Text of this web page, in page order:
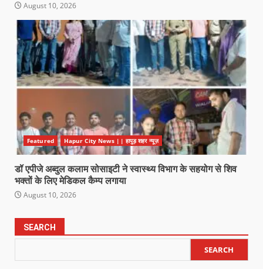
August 10, 2026
Featured Hapur City News || हापुड़ शहर न्यूज़
डॉ एपीजे अब्दुल कलाम सोसाइटी ने स्वास्थ्य विभाग के सहयोग से शिव
भक्तों के लिए मेडिकल कैम्प लगाया
August 10, 2026
SEARCH
SEARCH